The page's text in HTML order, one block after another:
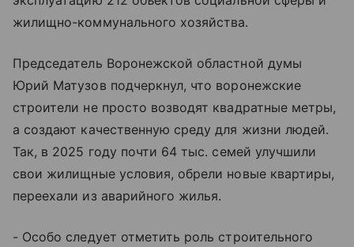
жилищно-коммунального хозяйства.
Председатель Воронежской областной думы
Юрий Матузов подчеркнул, что воронежские
строители не просто возводят квадратные метры,
а создают качественную среду для жизни людей.
Так, в 2025 году почти 64 тыс. семей улучшили
свои жилищные условия, обрели новые квартиры,
переехали из аварийного жилья.
- Особо следует отметить роль строительного